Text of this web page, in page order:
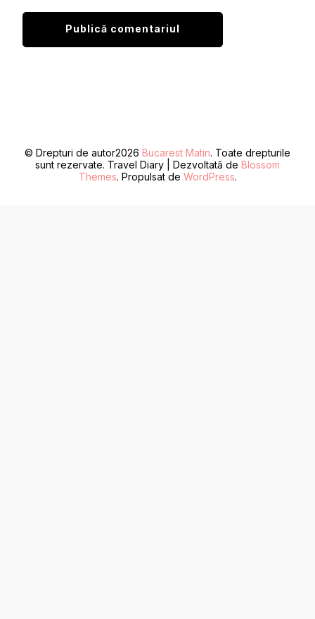
© Drepturi de autor2026 Bucarest Matin. Toate drepturile
sunt rezervate. Travel Diary | Dezvoltată de Blossom
Themes. Propulsat de WordPress.